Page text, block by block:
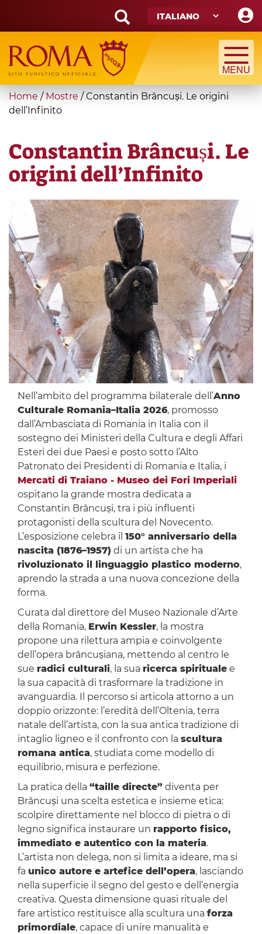
main
content
Search
form
Cerca
You
are
Home / Mostre /Constantin Brâncuși. Le origini
dell’Infinito
Constantin Brâncuși. Le
origini dell’Infinito
Nell’ambito del programma bilaterale dell’Anno
Culturale Romania–Italia 2026, promosso
dall’Ambasciata di Romania in Italia con il
sostegno dei Ministeri della Cultura e degli Affari
Esteri dei due Paesi e posto sotto l’Alto
Patronato dei Presidenti di Romania e Italia, i
Mercati di Traiano - Museo dei Fori Imperiali
ospitano la grande mostra dedicata a
Constantin Brâncuși, tra i più influenti
protagonisti della scultura del Novecento.
L’esposizione celebra il 150° anniversario della
nascita (1876–1957) di un artista che ha
rivoluzionato il linguaggio plastico moderno,
aprendo la strada a una nuova concezione della
forma.
Curata dal direttore del Museo Nazionale d’Arte
della Romania, Erwin Kessler, la mostra
propone una rilettura ampia e coinvolgente
dell’opera brâncușiana, mettendo al centro le
sue radici culturali, la sua ricerca spiritualee
la sua capacità di trasformare la tradizione in
avanguardia. Il percorso si articola attorno a un
doppio orizzonte: l’eredità dell’Oltenia, terra
natale dell’artista, con la sua antica tradizione di
intaglio ligneo e il confronto con la scultura
romana antica, studiata come modello di
equilibrio, misura e perfezione.
La pratica della “taille directe”diventa per
Brâncuși una scelta estetica e insieme etica:
scolpire direttamente nel blocco di pietra o di
legno significa instaurare un rapporto fisico,
immediato e autentico con la materia.
L’artista non delega, non si limita a ideare, ma si
fa unico autore e artefice dell’opera, lasciando
nella superficie il segno del gesto e dell’energia
creativa. Questa dimensione quasi rituale del
fare artistico restituisce alla scultura una forza
primordiale, capace di unire manualità e